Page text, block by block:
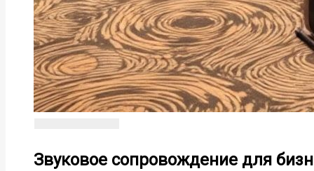
Звуковое сопровождение для